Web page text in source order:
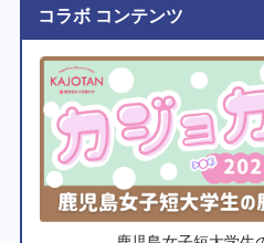
コラボ コンテンツ